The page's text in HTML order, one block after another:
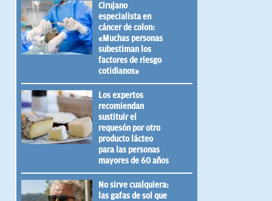
Cirujano
especialista en
cáncer de colon:
«Muchas personas
subestiman los
factores de riesgo
cotidianos»
Los expertos
recomiendan
sustituir el
requesón por otro
producto lácteo
para las personas
mayores de 60 años
No sirve cualquiera:
las gafas de sol que